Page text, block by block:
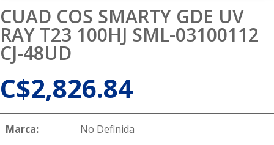
CUAD COS SMARTY GDE UV
RAY T23 100HJ SML-03100112
CJ-48UD
C$2,826.84
Marca: No Definida